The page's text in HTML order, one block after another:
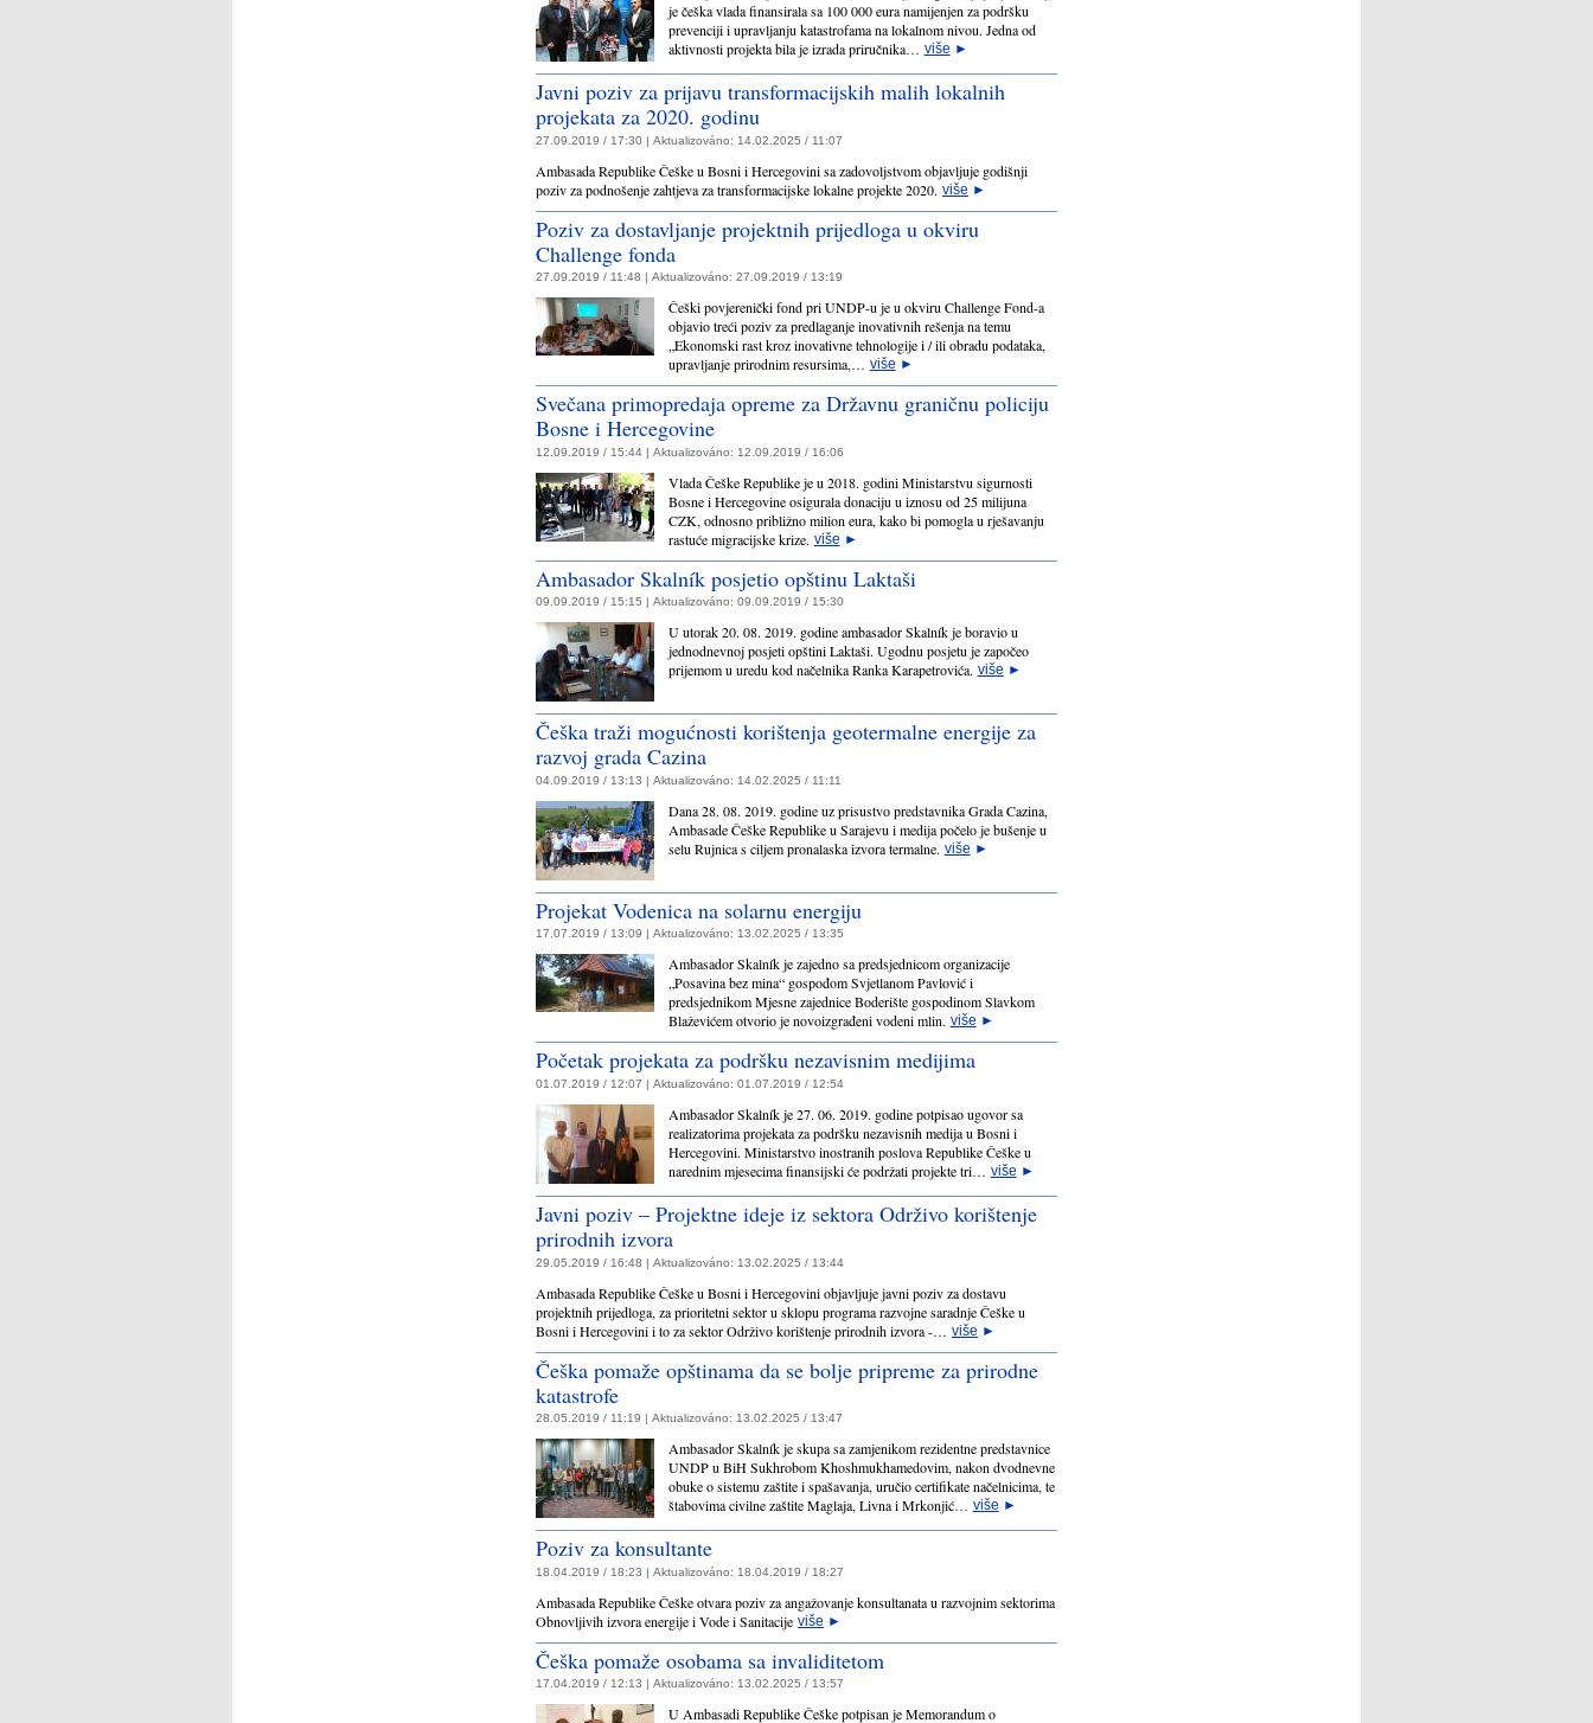
je češka vlada finansirala sa 100 000 eura namijenjen za podršku
prevenciji i upravljanju katastrofama na lokalnom nivou. Jedna od
aktivnosti projekta bila je izrada priručnika… više ►
Javni poziv za prijavu transformacijskih malih lokalnih
projekata za 2020. godinu
27.09.2019 / 17:30 | Aktualizováno: 14.02.2025 / 11:07
Ambasada Republike Češke u Bosni i Hercegovini sa zadovoljstvom objavljuje godišnji
poziv za podnošenje zahtjeva za transformacijske lokalne projekte 2020. više ►
Poziv za dostavljanje projektnih prijedloga u okviru
Challenge fonda
27.09.2019 / 11:48 | Aktualizováno: 27.09.2019 / 13:19
Češki povjerenički fond pri UNDP-u je u okviru Challenge Fond-a
objavio treći poziv za predlaganje inovativnih rešenja na temu
„Ekonomski rast kroz inovativne tehnologije i / ili obradu podataka,
upravljanje prirodnim resursima,… više ►
Svečana primopredaja opreme za Državnu graničnu policiju
Bosne i Hercegovine
12.09.2019 / 15:44 | Aktualizováno: 12.09.2019 / 16:06
Vlada Češke Republike je u 2018. godini Ministarstvu sigurnosti
Bosne i Hercegovine osigurala donaciju u iznosu od 25 milijuna
CZK, odnosno približno milion eura, kako bi pomogla u rješavanju
rastuće migracijske krize. više ►
Ambasador Skalník posjetio opštinu Laktaši
09.09.2019 / 15:15 | Aktualizováno: 09.09.2019 / 15:30
U utorak 20. 08. 2019. godine ambasador Skalník je boravio u
jednodnevnoj posjeti opštini Laktaši. Ugodnu posjetu je započeo
prijemom u uredu kod načelnika Ranka Karapetrovića. više ►
Češka traži mogućnosti korištenja geotermalne energije za
razvoj grada Cazina
04.09.2019 / 13:13 | Aktualizováno: 14.02.2025 / 11:11
Dana 28. 08. 2019. godine uz prisustvo predstavnika Grada Cazina,
Ambasade Češke Republike u Sarajevu i medija počelo je bušenje u
selu Rujnica s ciljem pronalaska izvora termalne. više ►
Projekat Vodenica na solarnu energiju
17.07.2019 / 13:09 | Aktualizováno: 13.02.2025 / 13:35
Ambasador Skalník je zajedno sa predsjednicom organizacije
„Posavina bez mina“ gospođom Svjetlanom Pavlović i
predsjednikom Mjesne zajednice Boderište gospodinom Slavkom
Blaževićem otvorio je novoizgrađeni vodeni mlin. više ►
Početak projekata za podršku nezavisnim medijima
01.07.2019 / 12:07 | Aktualizováno: 01.07.2019 / 12:54
Ambasador Skalník je 27. 06. 2019. godine potpisao ugovor sa
realizatorima projekata za podršku nezavisnih medija u Bosni i
Hercegovini. Ministarstvo inostranih poslova Republike Češke u
narednim mjesecima finansijski će podržati projekte tri… više ►
Javni poziv – Projektne ideje iz sektora Održivo korištenje
prirodnih izvora
29.05.2019 / 16:48 | Aktualizováno: 13.02.2025 / 13:44
Ambasada Republike Češke u Bosni i Hercegovini objavljuje javni poziv za dostavu
projektnih prijedloga, za prioritetni sektor u sklopu programa razvojne saradnje Češke u
Bosni i Hercegovini i to za sektor Održivo korištenje prirodnih izvora -… više ►
Češka pomaže opštinama da se bolje pripreme za prirodne
katastrofe
28.05.2019 / 11:19 | Aktualizováno: 13.02.2025 / 13:47
Ambasador Skalník je skupa sa zamjenikom rezidentne predstavnice
UNDP u BiH Sukhrobom Khoshmukhamedovim, nakon dvodnevne
obuke o sistemu zaštite i spašavanja, uručio certifikate načelnicima, te
štabovima civilne zaštite Maglaja, Livna i Mrkonjić… više ►
Poziv za konsultante
18.04.2019 / 18:23 | Aktualizováno: 18.04.2019 / 18:27
Ambasada Republike Češke otvara poziv za angažovanje konsultanata u razvojnim sektorima
Obnovljivih izvora energije i Vode i Sanitacije više ►
Češka pomaže osobama sa invaliditetom
17.04.2019 / 12:13 | Aktualizováno: 13.02.2025 / 13:57
U Ambasadi Republike Češke potpisan je Memorandum o